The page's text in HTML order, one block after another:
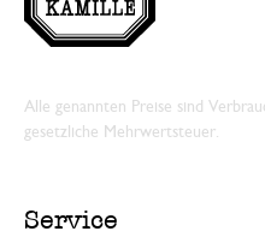
Alle genannten Preise sind
gesetzliche Mehrwertsteuer.
Service